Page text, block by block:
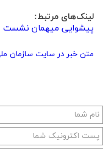
لینک‌های مرتبط:
پیشوایی میهمان نشست
متن خبر در سایت سازمان